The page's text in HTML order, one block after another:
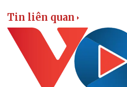
Tin liên quan